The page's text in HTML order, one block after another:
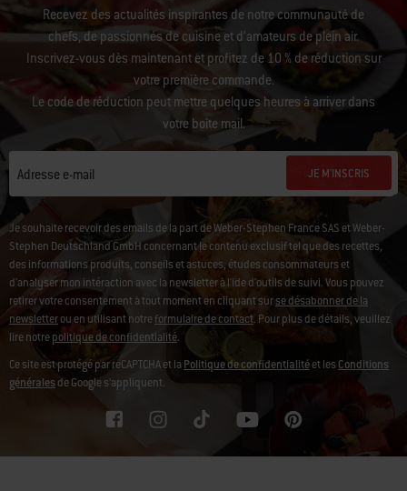
Recevez des actualités inspirantes de notre communauté de
chefs, de passionnés de cuisine et d’amateurs de plein air.
Inscrivez-vous dès maintenant et profitez de 10 % de réduction sur
votre première commande.
Le code de réduction peut mettre quelques heures à arriver dans
votre boîte mail.
Adresse e-mail JE M'INSCRIS
Je souhaite recevoir des emails de la part de Weber-Stephen France SAS et Weber-
Stephen Deutschland GmbH concernant le contenu exclusif tel que des recettes,
des informations produits, conseils et astuces, études consommateurs et
d'analyser mon intéraction avec la newsletter à l'ide d'outils de suivi. Vous pouvez
retirer votre consentement à tout moment en cliquant surse désabonner de la
newsletterou en utilisant notreformulaire de contact. Pour plus de détails, veuillez
lire notrepolitique de confidentialité.
Ce site est protégé par reCAPTCHA et la Politique de confidentialitéet lesConditions
généralesde Google s’appliquent.